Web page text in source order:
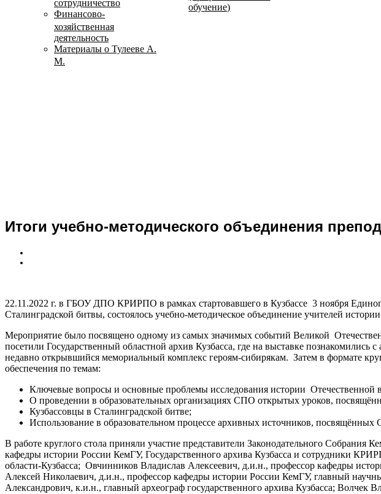
сотрудничество
Финансово-
хозяйственная
деятельность
Материалы о Тулееве А.
М.
обучение)
Итоги учебно-методического объединения
22.11.2022 г. в ГБОУ ДПО КРИРПО в рамках стартовавшего в Кузбассе 3 ноября
Сталинградской битвы, состоялось учебно-методическое объединение учителей
Мероприятие было посвящено одному из самых значимых событий Великой
посетили Государственный областной архив Кузбасса, где на выставке
недавно открывшийся мемориальный комплекс героям-сибирякам. Затем в формате
обеспечения по темам:
Ключевые вопросы и основные проблемы исследования истории Отечественной
О проведении в образовательных организациях СПО открытых уроков,
Кузбассовцы в Сталинградской битве;
Использование в образовательном процессе архивных источников, посвящённых
В работе круглого стола приняли участие представители Законодательного Собрания
кафедры истории России КемГУ, Государственного архива Кузбасса и сотрудники
области-Кузбасса; Овчинников Владислав Алексеевич, д.и.н., профессор кафедры
Алексей Николаевич, д.и.н., профессор кафедры истории России КемГУ, главный
Александрович, к.и.н., главный археограф государственного архива Кузбасса;